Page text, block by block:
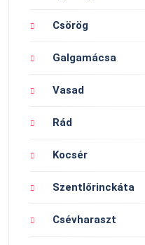
Csörög
Galgamácsa
Vasad
Rád
Kocsér
Szentlőrinckáta
Csévharaszt